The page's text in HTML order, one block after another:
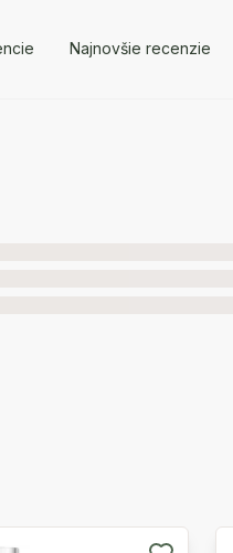
Najnovšie recenzie